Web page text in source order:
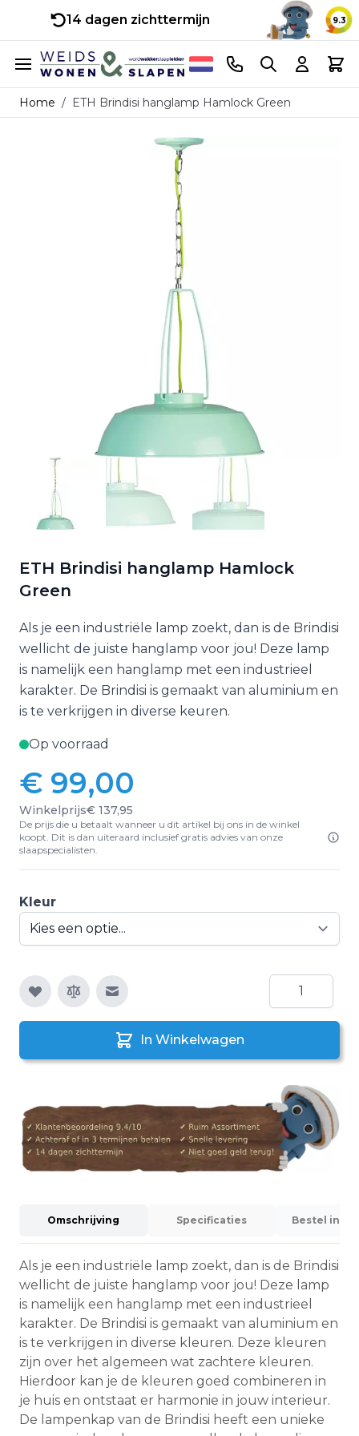
14 dagen zichttermijn 9.3
Ga naar de inhoud
Telefoonnummer
Search Cart
Home / ETH Brindisi hanglamp Hamlock Green
ETH Brindisi hanglamp Hamlock
Green
Als je een industriële lamp zoekt, dan is de Brindisi
wellicht de juiste hanglamp voor jou! Deze lamp
is namelijk een hanglamp met een industrieel
karakter. De Brindisi is gemaakt van aluminium en
is te verkrijgen in diverse keuren.
Op voorraad
Vanaf:
€ 99,00
Winkelprijs€ 137,95
De prijs die u betaalt wanneer u dit artikel bij ons in de winkel
koopt. Dit is dan uiteraard inclusief gratis advies van onze
slaapspecialisten.
Kleur
E-mail naar een vriend
Aantal
In Winkelwagen
Omschrijving Specificaties Bestel
Als je een industriële lamp zoekt, dan is de Brindisi
wellicht de juiste hanglamp voor jou! Deze lamp
is namelijk een hanglamp met een industrieel
karakter. De Brindisi is gemaakt van aluminium en
is te verkrijgen in diverse kleuren. Deze kleuren
zijn over het algemeen wat zachtere kleuren.
Hierdoor kan je de kleuren goed combineren in
je huis en ontstaat er harmonie in jouw interieur.
De lampenkap van de Brindisi heeft een unieke